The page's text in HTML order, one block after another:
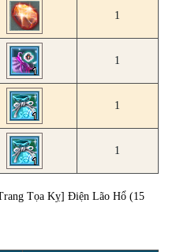
1
1
1
1
Tọa Kỵ] Điện Lão Hổ (15